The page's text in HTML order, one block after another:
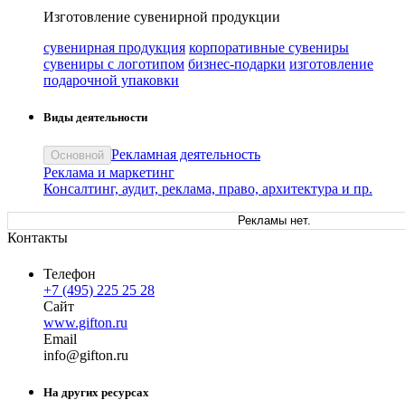
Изготовление сувенирной продукции
сувенирная продукция корпоративные сувениры
сувениры с логотипом бизнес-подарки изготовление
подарочной упаковки
Виды деятельности
Основной Рекламная деятельность
Реклама и маркетинг
Консалтинг, аудит, реклама, право, архитектура и пр.
Рекламы нет.
Контакты
Телефон
+7 (495) 225 25 28
Сайт
www.gifton.ru
Email
info@gifton.ru
На других ресурсах